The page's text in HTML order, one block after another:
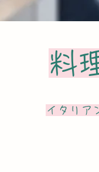
料
イタリア